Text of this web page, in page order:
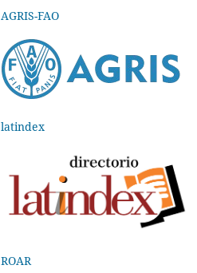
AGRIS-FAO
latindex
ROAR